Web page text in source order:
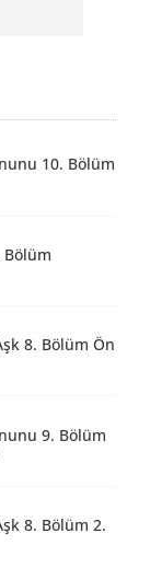
10. Bölüm
Bölüm
8. Bölüm Ön
9. Bölüm
8. Bölüm 2.